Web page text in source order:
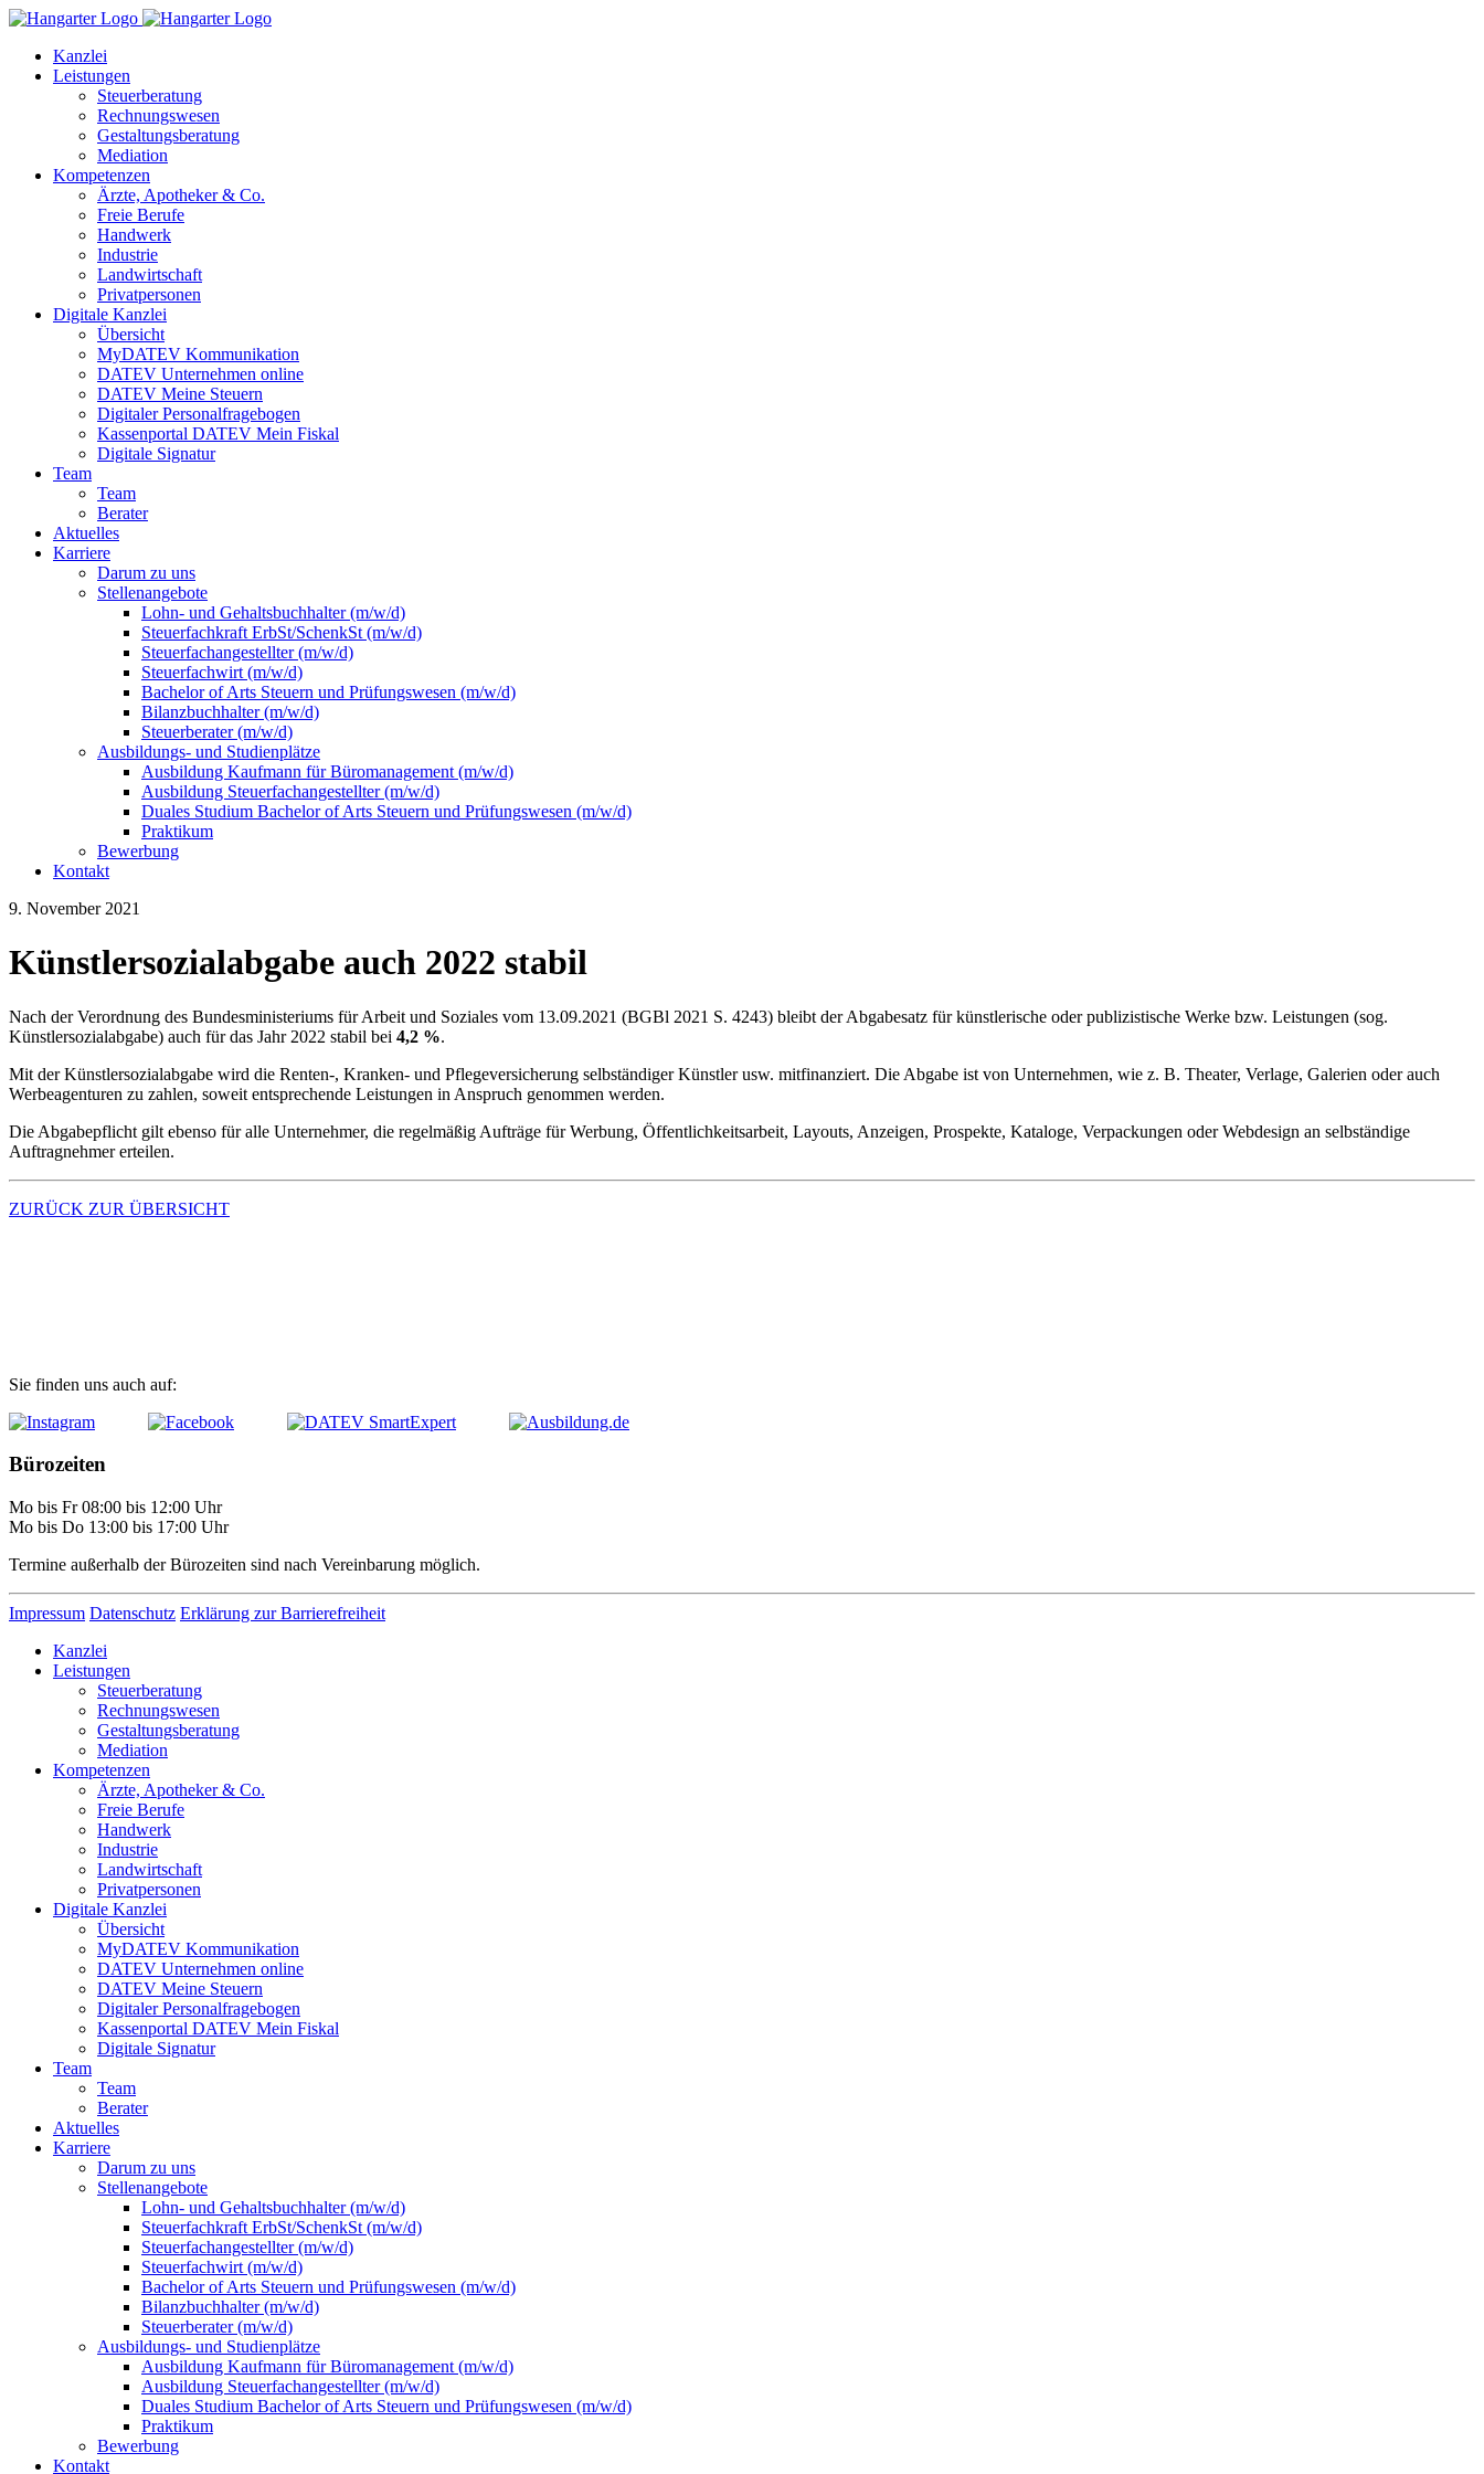
Kanzlei
Leistungen
Steuerberatung
Rechnungswesen
Gestaltungsberatung
Mediation
Kompetenzen
Ärzte, Apotheker & Co.
Freie Berufe
Handwerk
Industrie
Landwirtschaft
Privatpersonen
Digitale Kanzlei
Übersicht
MyDATEV Kommunikation
DATEV Unternehmen online
DATEV Meine Steuern
Digitaler Personalfragebogen
Kassenportal DATEV Mein Fiskal
Digitale Signatur
Team
Team
Berater
Aktuelles
Karriere
Darum zu uns
Stellenangebote
Lohn- und Gehaltsbuchhalter (m/w/d)
Steuerfachkraft ErbSt/SchenkSt (m/w/d)
Steuerfachangestellter (m/w/d)
Steuerfachwirt (m/w/d)
Bachelor of Arts Steuern und Prüfungswesen (m/w/d)
Bilanzbuchhalter (m/w/d)
Steuerberater (m/w/d)
Ausbildungs- und Studienplätze
Ausbildung Kaufmann für Büromanagement (m/w/d)
Ausbildung Steuerfachangestellter (m/w/d)
Duales Studium Bachelor of Arts Steuern und Prüfungswesen (m/w/d)
Praktikum
Bewerbung
Kontakt
9. November 2021
Künstler­sozialabgabe auch 2022 stabil
Nach der Verordnung des Bundesministeriums für Arbeit und Soziales vom 13.09.2021 (BGBl 2021 S. 4243) bleibt der Abgabesatz für künstlerische oder publizistische Werke bzw. Leistungen (sog.
Künstlersozialabgabe) auch für das Jahr 2022 stabil bei 4,2 %.
Mit der Künstlersozialabgabe wird die Renten-, Kranken- und Pflegeversicherung selbständiger Künstler usw. mitfinanziert. Die Abgabe ist von Unternehmen, wie z. B. Theater, Verlage, Galerien oder auch
Werbeagenturen zu zahlen, soweit entsprechende Leistungen in Anspruch genommen werden.
Die Abgabepflicht gilt ebenso für alle Unternehmer, die regelmäßig Aufträge für Werbung, Öffentlichkeitsarbeit, Layouts, Anzeigen, Prospekte, Kataloge, Verpackungen oder Webdesign an selbständige
Auftragnehmer erteilen.
ZURÜCK ZUR ÜBERSICHT
Sie finden uns auch auf:
Bürozeiten
Mo bis Fr 08:00 bis 12:00 Uhr
Mo bis Do 13:00 bis 17:00 Uhr
Termine außerhalb der Bürozeiten sind nach Vereinbarung möglich.
Impressum Datenschutz Erklärung zur Barrierefreiheit
Kanzlei
Leistungen
Steuerberatung
Rechnungswesen
Gestaltungsberatung
Mediation
Kompetenzen
Ärzte, Apotheker & Co.
Freie Berufe
Handwerk
Industrie
Landwirtschaft
Privatpersonen
Digitale Kanzlei
Übersicht
MyDATEV Kommunikation
DATEV Unternehmen online
DATEV Meine Steuern
Digitaler Personalfragebogen
Kassenportal DATEV Mein Fiskal
Digitale Signatur
Team
Team
Berater
Aktuelles
Karriere
Darum zu uns
Stellenangebote
Lohn- und Gehaltsbuchhalter (m/w/d)
Steuerfachkraft ErbSt/SchenkSt (m/w/d)
Steuerfachangestellter (m/w/d)
Steuerfachwirt (m/w/d)
Bachelor of Arts Steuern und Prüfungswesen (m/w/d)
Bilanzbuchhalter (m/w/d)
Steuerberater (m/w/d)
Ausbildungs- und Studienplätze
Ausbildung Kaufmann für Büromanagement (m/w/d)
Ausbildung Steuerfachangestellter (m/w/d)
Duales Studium Bachelor of Arts Steuern und Prüfungswesen (m/w/d)
Praktikum
Bewerbung
Kontakt